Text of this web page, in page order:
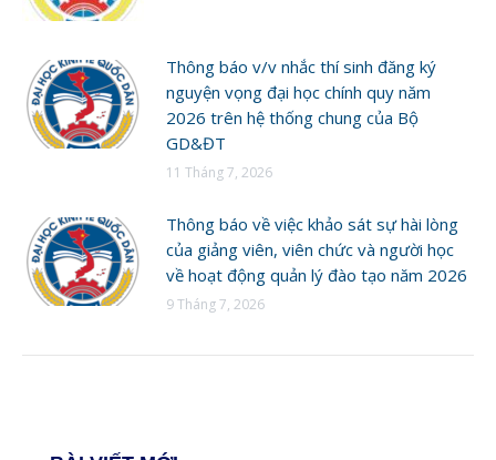
Thông báo v/v nhắc thí sinh đăng ký
nguyện vọng đại học chính quy năm
2026 trên hệ thống chung của Bộ
GD&ĐT
11 Tháng 7, 2026
Thông báo về việc khảo sát sự hài lòng
của giảng viên, viên chức và người học
về hoạt động quản lý đào tạo năm 2026
9 Tháng 7, 2026